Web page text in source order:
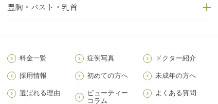
豊胸・バスト・乳首
料金一覧 症例写真 ドクター紹介
採用情報 初めての方へ 未成年の方へ
選ばれる理由
ビューティー
コラム
よくある質問